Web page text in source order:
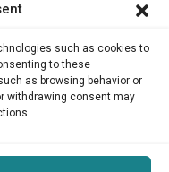
such as cookies to
to these
as browsing behavior or
withdrawing consent may